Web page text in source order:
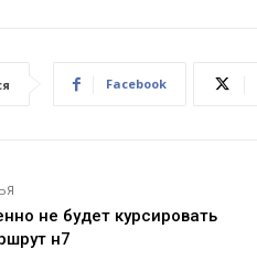
Facebook
не будет курсировать
н7